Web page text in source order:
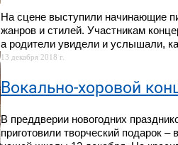
На сцене выступили начинающие
жанров и стилей. Участникам
а родители увидели и услышали,
13 декабря 2018 г.
Вокально-хоровой
В преддверии новогодних
приготовили творческий подарок